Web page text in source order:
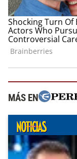
MÁS EN